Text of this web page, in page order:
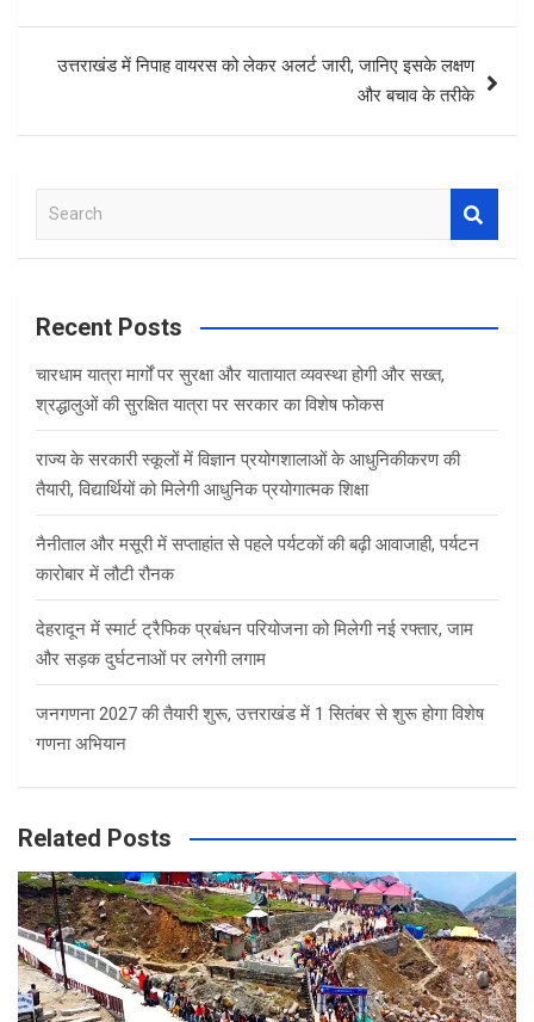
उत्तराखंड में निपाह वायरस को लेकर अलर्ट जारी, जानिए इसके लक्षण
और बचाव के तरीके
a
c
Recent Posts
चारधाम यात्रा मार्गों पर सुरक्षा और यातायात व्यवस्था होगी और सख्त,
श्रद्धालुओं की सुरक्षित यात्रा पर सरकार का विशेष फोकस
राज्य के सरकारी स्कूलों में विज्ञान प्रयोगशालाओं के आधुनिकीकरण की
तैयारी, विद्यार्थियों को मिलेगी आधुनिक प्रयोगात्मक शिक्षा
नैनीताल और मसूरी में सप्ताहांत से पहले पर्यटकों की बढ़ी आवाजाही, पर्यटन
कारोबार में लौटी रौनक
देहरादून में स्मार्ट ट्रैफिक प्रबंधन परियोजना को मिलेगी नई रफ्तार, जाम
और सड़क दुर्घटनाओं पर लगेगी लगाम
जनगणना 2027 की तैयारी शुरू, उत्तराखंड में 1 सितंबर से शुरू होगा विशेष
गणना अभियान
Related Posts